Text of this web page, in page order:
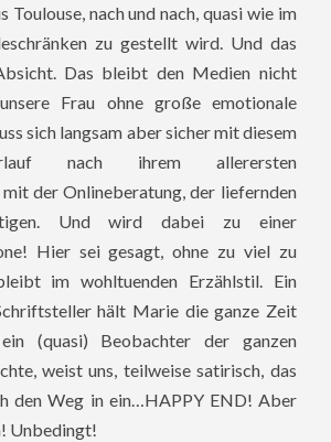
Toulouse, nach und nach, quasi wie im
zu gestellt wird. Und das
Das bleibt den Medien nicht
Frau ohne große emotionale
sich langsam aber sicher mit diesem
nach ihrem allerersten
der Onlineberatung, der liefernden
Und wird dabei zu einer
Hier sei gesagt, ohne zu viel zu
im wohltuenden Erzählstil. Ein
hält Marie die ganze Zeit
(quasi) Beobachter der ganzen
weist uns, teilweise satirisch, das
den Weg in ein…HAPPY END! Aber
Unbedingt!